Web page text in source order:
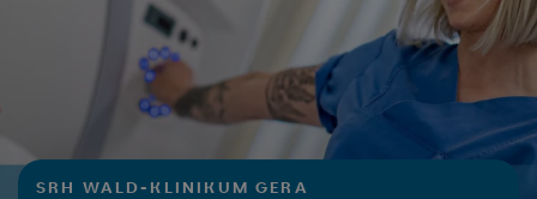
SRH WALD-KLINIKUM GERA